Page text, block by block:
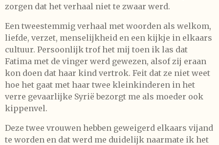
zorgen dat het verhaal niet te zwaar werd.
Een tweestemmig verhaal met woorden als welkom,
liefde, verzet, menselijkheid en een kijkje in elkaars
cultuur. Persoonlijk trof het mij toen ik las dat
Fatima met de vinger werd gewezen, alsof zij eraan
kon doen dat haar kind vertrok. Feit dat ze niet weet
hoe het gaat met haar twee kleinkinderen in het
verre gevaarlijke Syrië bezorgt me als moeder ook
kippenvel.
Deze twee vrouwen hebben geweigerd elkaars vijand
te worden en dat werd me duidelijk naarmate ik het